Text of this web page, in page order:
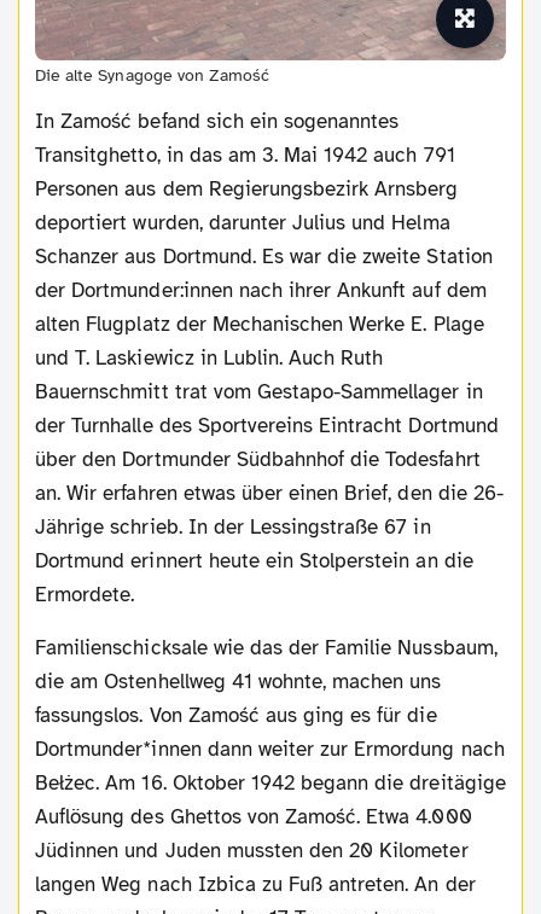
Die alte Synagoge von Zamość
In Zamość befand sich ein sogenanntes
Transitghetto, in das am 3. Mai 1942 auch 791
Personen aus dem Regierungsbezirk Arnsberg
deportiert wurden, darunter Julius und Helma
Schanzer aus Dortmund. Es war die zweite Station
der Dortmunder:innen nach ihrer Ankunft auf dem
alten Flugplatz der Mechanischen Werke E. Plage
und T. Laskiewicz in Lublin. Auch Ruth
Bauernschmitt trat vom Gestapo-Sammellager in
der Turnhalle des Sportvereins Eintracht Dortmund
über den Dortmunder Südbahnhof die Todesfahrt
an. Wir erfahren etwas über einen Brief, den die 26-
Jährige schrieb. In der Lessingstraße 67 in
Dortmund erinnert heute ein Stolperstein an die
Ermordete.
Familienschicksale wie das der Familie Nussbaum,
die am Ostenhellweg 41 wohnte, machen uns
fassungslos. Von Zamość aus ging es für die
Dortmunder*innen dann weiter zur Ermordung nach
Bełżec. Am 16. Oktober 1942 begann die dreitägige
Auflösung des Ghettos von Zamość. Etwa 4.000
Jüdinnen und Juden mussten den 20 Kilometer
langen Weg nach Izbica zu Fuß antreten. An der